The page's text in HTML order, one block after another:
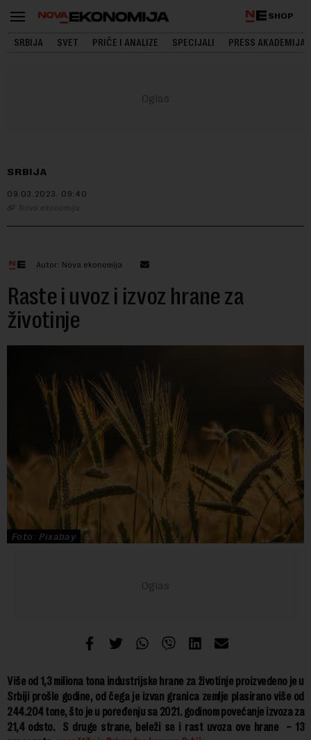
SHOP
SRBIJA SVET PRIČE I ANALIZE SPECIJALI PRESS AKADEMIJA
SRBIJA
09.03.2023. 09:40
Nova ekonomija
Autor: Nova ekonomija
Raste i uvoz i izvoz hrane za
životinje
Foto: Pixabay
Više od 1,3 miliona tona industrijske hrane za životinje proizvedeno je u
Srbiji prošle godine, od čega je izvan granica zemlje plasirano više od
244.204 tone, što je u poređenju sa 2021. godinom povećanje izvoza za
21,4 odsto. S druge strane, beleži se i rast uvoza ove hrane – 13